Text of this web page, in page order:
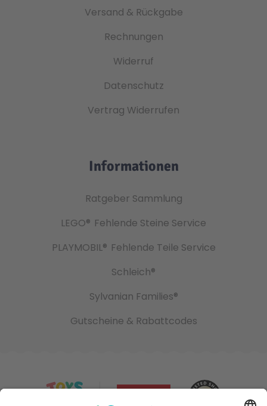
Versand & Rückgabe
Rechnungen
Widerruf
Datenschutz
Vertrag Widerrufen
Informationen
Ratgeber Sammlung
LEGO® Fehlende Steine Service
PLAYMOBIL® Fehlende Teile Service
Schleich®
Sylvanian Families®
Gutscheine & Rabattcodes